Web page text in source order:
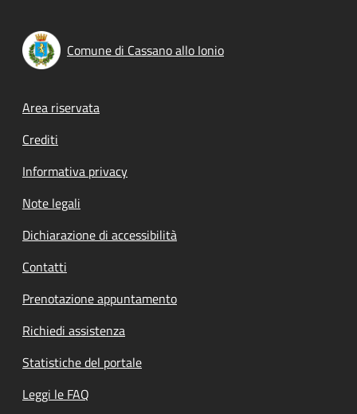
Comune di Cassano allo Ionio
Footer menu
Area riservata
Crediti
Informativa privacy
Note legali
Dichiarazione di accessibilità
Contatti
Prenotazione appuntamento
Richiedi assistenza
Statistiche del portale
Leggi le FAQ